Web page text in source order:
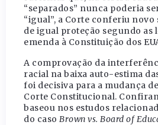
“separados” nunca poderia
“igual”, a Corte conferiu novo
de igual proteção segundo as
emenda à Constituição dos
A comprovação da
racial na baixa auto-estima
foi decisiva para a mudança
Corte Constitucional.
baseou nos estudos
do caso Brown vs. Board of